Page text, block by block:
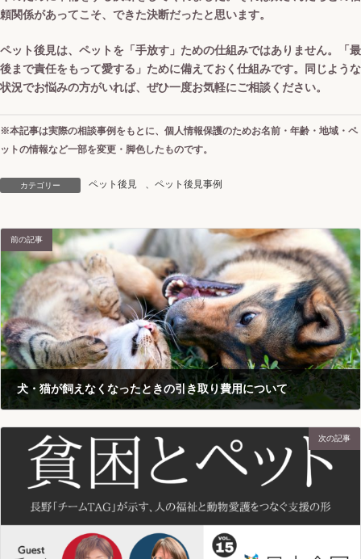
頼関係があってこそ、できた決断だったと思います。
ペット後見は、ペットを「手放す」ための仕組みではありません。「最
後まで責任をもって愛する」ために備えておく仕組みです。同じような
状況でお悩みの方がいれば、ぜひ一度お気軽にご相談ください。
※本記事は実際の相談事例をもとに、個人情報保護のためお名前・年齢・地域・ペ
ットの情報など一部を変更・脚色したものです。
カテゴリー ペット後見 、 ペット後見事例
前の記事
犬・猫が飼えなくなったときの引き取り費用について
次の記事